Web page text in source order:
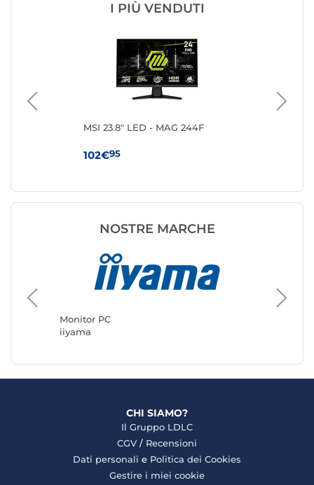
I PIÙ VENDUTI
MSI 23.8" LED - MAG 244F
102€95
NOSTRE MARCHE
Monitor PC
iiyama
Monitor
ASUS
CHI SIAMO?
Il Gruppo LDLC
CGV / Recensioni
Dati personali e Politica dei Cookies
Gestire i miei cookie